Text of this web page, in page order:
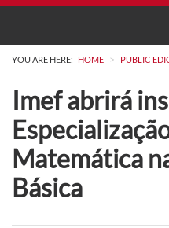
YOU ARE HERE: HOME > PUBLIC
Imef abrirá
Matemática
Básica